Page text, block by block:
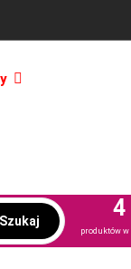
Szukaj
produktów w
4